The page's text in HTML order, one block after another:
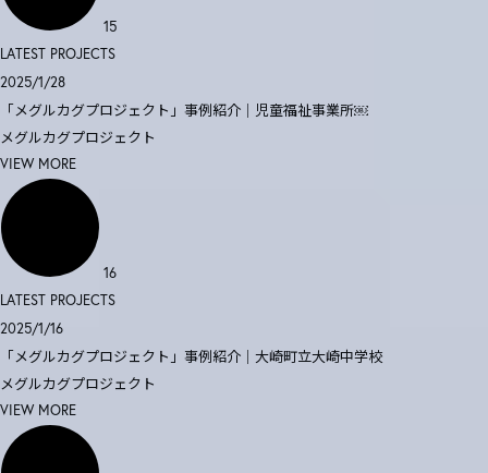
15
LATEST PROJECTS
2025/1/28
「メグルカグプロジェクト」事例紹介｜児童福祉事業所￼
メグルカグプロジェクト
VIEW MORE
16
LATEST PROJECTS
2025/1/16
「メグルカグプロジェクト」事例紹介｜大崎町立大崎中学校
メグルカグプロジェクト
VIEW MORE